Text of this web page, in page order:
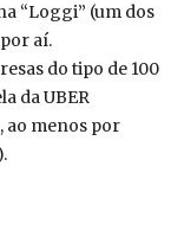
“Loggi” (um dos
aí.
do tipo de 100
da UBER
ao menos por